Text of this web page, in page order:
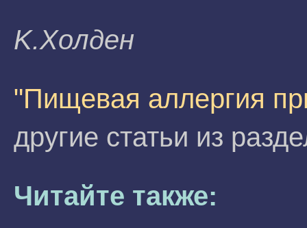
K.Xoлдeн
"Пищевая аллергия
другие статьи из
Читайте также: